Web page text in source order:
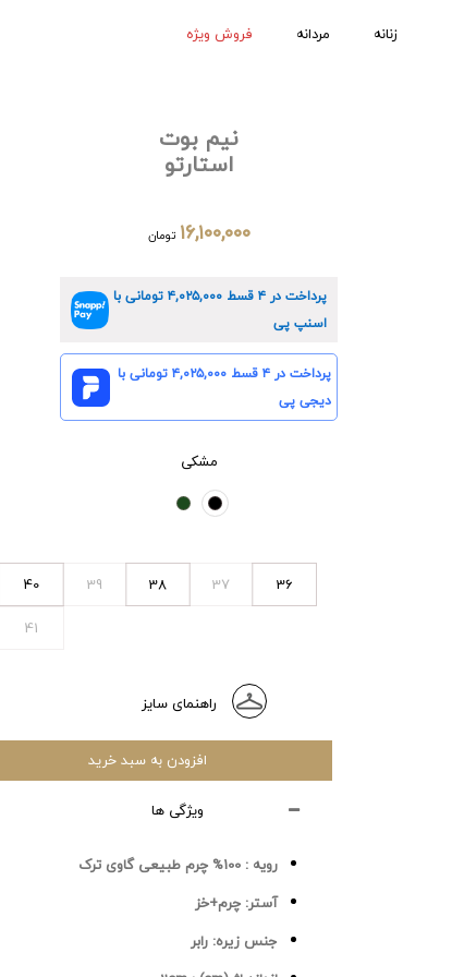
زنانه مردانه فروش ویژه
نیم بوت
استارتو
۱۶,۱۰۰,۰۰۰ تومان
پرداخت در ۴ قسط ۴,۰۲۵,۰۰۰تومانی با
اسنپ پی
پرداخت در ۴ قسط ۴,۰۲۵,۰۰۰تومانی با
دیجی پی
مشکی
36
37
38
39
40
41
راهنمای سایز
افزودن به سبد خرید
ویژگی ها
رویه : 100% چرم طبیعی گاوی ترک
آستر: چرم+خز
جنس زیره: رابر